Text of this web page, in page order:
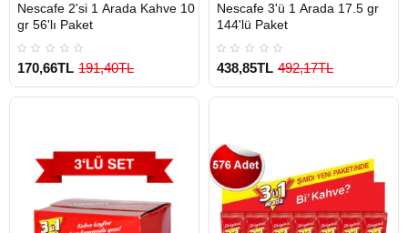
Nescafe 2'si 1 Arada Kahve 10
gr 56'lı Paket
170,66TL 191,40TL
Nescafe 3'ü 1 Arada 17.5 gr
144'lü Paket
438,85TL 492,17TL